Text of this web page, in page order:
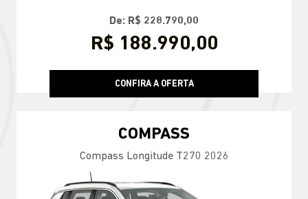
De: R$ 228.790,00
R$ 188.990,00
CONFIRA A OFERTA
COMPASS
Compass Longitude T270 2026